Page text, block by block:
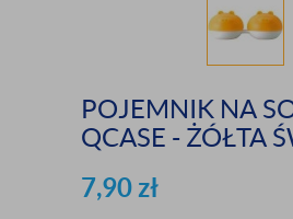
POJEMNIK NA
QCASE - ŻÓŁTA
7,90 zł